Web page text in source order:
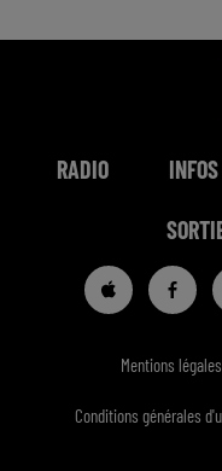
RADIO INFOS
Mentions légales
Conditions générales